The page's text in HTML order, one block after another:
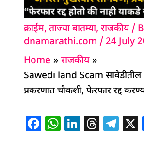
क्राईम,ताज्या बातम्या,राजकीय/
dnamarathi.com /24 July
Home
राजकीय
Sawedi land Scam
प्रकरणात चौकशी, फेरफार रद्द
F W Li T T